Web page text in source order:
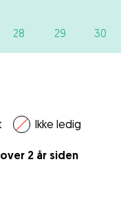
28 29 30
Ikke ledig
2 år siden